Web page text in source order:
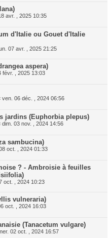
avr. , 2025 10:35
d'Italie ou Gouet d'Italie
07 avr. , 2025 21:25
aspera)
févr. , 2025 13:03
ven. 06 déc. , 2024 06:56
jardins (Euphorbia plepus)
dim. 03 nov. , 2024 14:56
sambucina)
oct. , 2024 01:33
? - Ambroisie à feuilles
oct. , 2024 10:23
vulneraria)
oct. , 2024 16:03
(Tanacetum vulgare)
02 oct. , 2024 16:57